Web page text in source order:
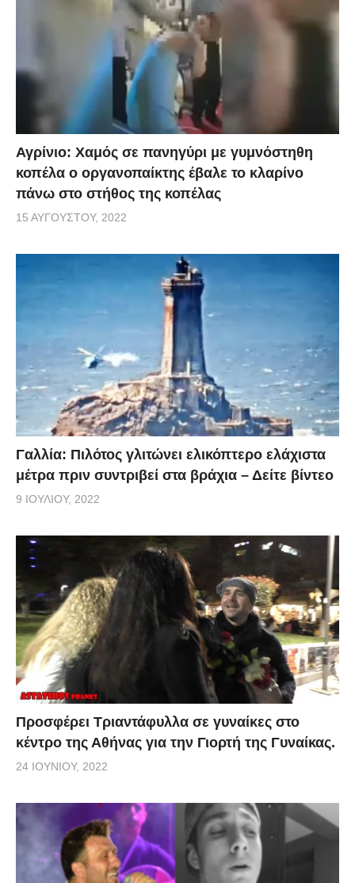
Αγρίνιο: Χαμός σε πανηγύρι με γυμνόστηθη
κοπέλα ο οργανοπαίκτης έβαλε το κλαρίνο
πάνω στο στήθος της κοπέλας
15 ΑΥΓΟΎΣΤΟΥ, 2022
Γαλλία: Πιλότος γλιτώνει ελικόπτερο ελάχιστα
μέτρα πριν συντριβεί στα βράχια – Δείτε βίντεο
9 ΙΟΥΛΊΟΥ, 2022
Προσφέρει Τριαντάφυλλα σε γυναίκες στο
κέντρο της Αθήνας για την Γιορτή της Γυναίκας.
24 ΙΟΥΝΊΟΥ, 2022